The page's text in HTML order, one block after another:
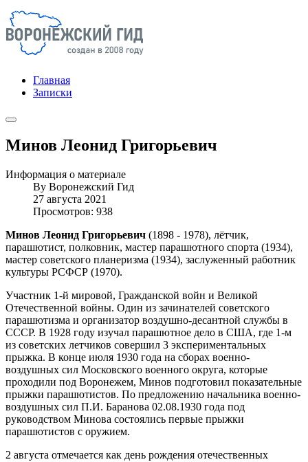
Главная
Записки
Минов Леонид Григорьевич
Информация о материале
By Воронежский Гид
27 августа 2021
Просмотров: 938
Минов Леонид Григорьевич (1898 - 1978), лётчик,
парашютист, полковник, мастер парашютного спорта (1934),
мастер советского планеризма (1934), заслуженный работник
культуры РСФСР (1970).
Участник 1-й мировой, Гражданской войн и Великой
Отечественной войны. Один из зачинателей советского
парашютизма и организатор воздушно-десантной службы в
СССР. В 1928 году изучал парашютное дело в США, где 1-м
из советских летчиков совершил 3 экспериментальных
прыжка. В конце июля 1930 года на сборах военно-
воздушных сил Московского военного округа, которые
проходили под Воронежем, Минов подготовил показательные
прыжки парашютистов. По предложению начальника военно-
воздушных сил П.И. Баранова 02.08.1930 года под
руководством Минова состоялись первые прыжки
парашютистов с оружием.
2 августа отмечается как день рождения отечественных